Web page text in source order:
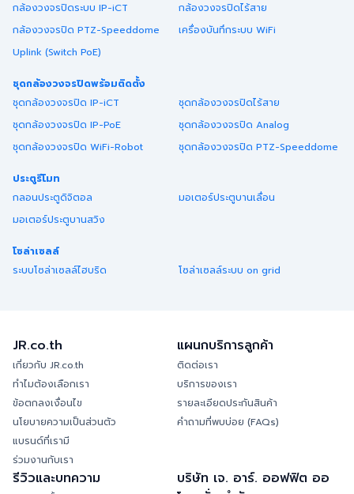
กล้องวงจรปิดระบบ IP-iCT
กล้องวงจรปิดไร้สาย
กล้องวงจรปิด PTZ-Speeddome
เครื่องบันทึกระบบ WiFi
Uplink (Switch PoE)
ชุดกล้องวงจรปิดพร้อมติดตั้ง
ชุดกล้องวงจรปิด IP-iCT
ชุดกล้องวงจรปิดไร้สาย
ชุดกล้องวงจรปิด IP-PoE
ชุดกล้องวงจรปิด Analog
ชุดกล้องวงจรปิด WiFi-Robot
ชุดกล้องวงจรปิด PTZ-Speeddome
ประตูรีโมท
กลอนประตูดิจิตอล
มอเตอร์ประตูบานเลื่อน
มอเตอร์ประตูบานสวิง
โซล่าเซลล์
ระบบโซล่าเซลล์ไฮบริด
โซล่าเซลล์ระบบ on grid
JR.co.th
เกี่ยวกับ JR.co.th
ทำไมต้องเลือกเรา
ข้อตกลงเงื่อนไข
นโยบายความเป็นส่วนตัว
แบรนด์ที่เรามี
ร่วมงานกับเรา
แผนกบริการลูกค้า
ติดต่อเรา
บริการของเรา
รายละเอียดประกันสินค้า
คำถามที่พบบ่อย (FAQs)
รีวิวและบทความ
บริษัท เจ. อาร์. ออฟฟิต ออ